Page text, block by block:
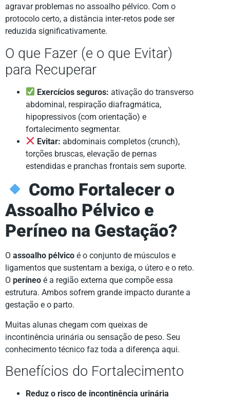
agravar problemas no assoalho pélvico. Com o
protocolo certo, a distância inter‑retos pode ser
reduzida significativamente.
O que Fazer (e o que Evitar)
para Recuperar
Exercícios seguros: ativação do transverso
abdominal, respiração diafragmática,
hipopressivos (com orientação) e
fortalecimento segmentar.
Evitar: abdominais completos (crunch),
torções bruscas, elevação de pernas
estendidas e pranchas frontais sem suporte.
Como Fortalecer o
Assoalho Pélvico e
Períneo na Gestação?
O assoalho pélvico é o conjunto de músculos e
ligamentos que sustentam a bexiga, o útero e o reto.
O períneo é a região externa que compõe essa
estrutura. Ambos sofrem grande impacto durante a
gestação e o parto.
Muitas alunas chegam com queixas de
incontinência urinária ou sensação de peso. Seu
conhecimento técnico faz toda a diferença aqui.
Benefícios do Fortalecimento
Reduz o risco de incontinência urinária